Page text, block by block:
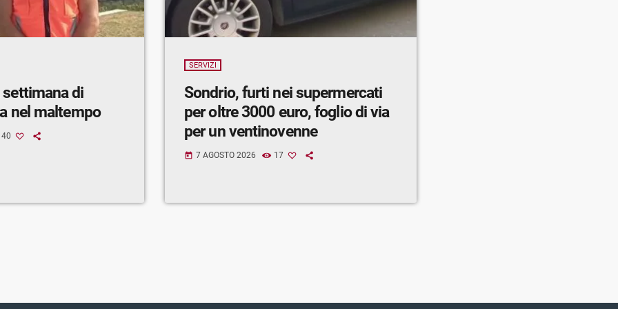
settimana di
nel maltempo
40
SERVIZI
Sondrio, furti nei supermercati
per oltre 3000 euro, foglio di via
per un ventinovenne
today 7 AGOSTO 2026 17